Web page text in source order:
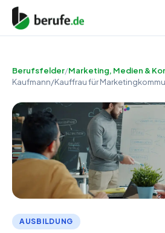
Berufsfelder/Marketing, Medien &
Kaufmann/Kauffrau für
AUSBILDUNG